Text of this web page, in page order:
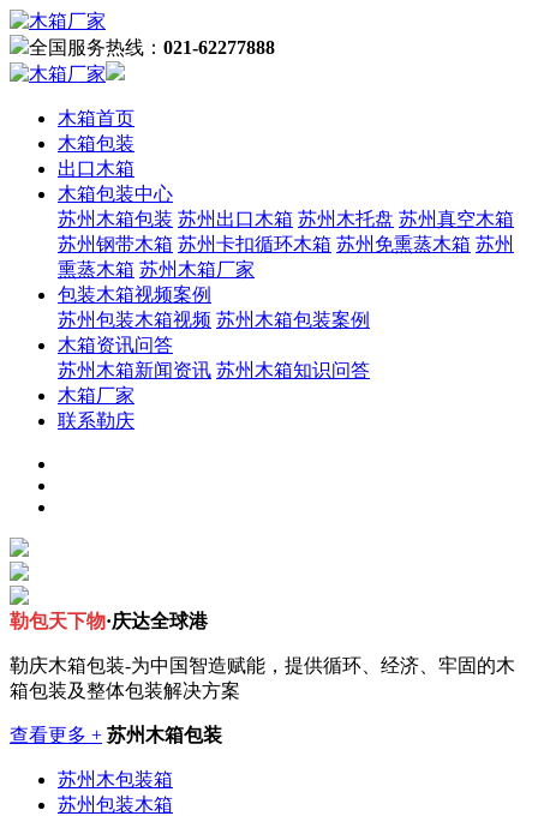
全国服务热线： 021-62277888
木箱首页
木箱包装
出口木箱
木箱包装中心
苏州木箱包装 苏州出口木箱 苏州木托盘 苏州真空木箱
苏州钢带木箱 苏州卡扣循环木箱 苏州免熏蒸木箱 苏州
熏蒸木箱 苏州木箱厂家
包装木箱视频案例
苏州包装木箱视频 苏州木箱包装案例
木箱资讯问答
苏州木箱新闻资讯 苏州木箱知识问答
木箱厂家
联系勒庆
勒包天下物·庆达全球港
勒庆木箱包装-为中国智造赋能，提供循环、经济、牢固的木
箱包装及整体包装解决方案
查看更多 + 苏州木箱包装
苏州木包装箱
苏州包装木箱